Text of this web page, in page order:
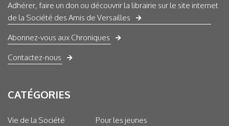
Adhérer, faire un don ou découvrir la librairie sur le site internet
de la Société des Amis de Versailles
Abonnez-vous aux Chroniques
Contactez-nous
CATÉGORIES
Vie de la Société
Pour les jeunes